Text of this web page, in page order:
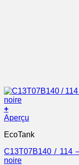
+
Aperçu
EcoTank
C13T07B140 / 114
noire